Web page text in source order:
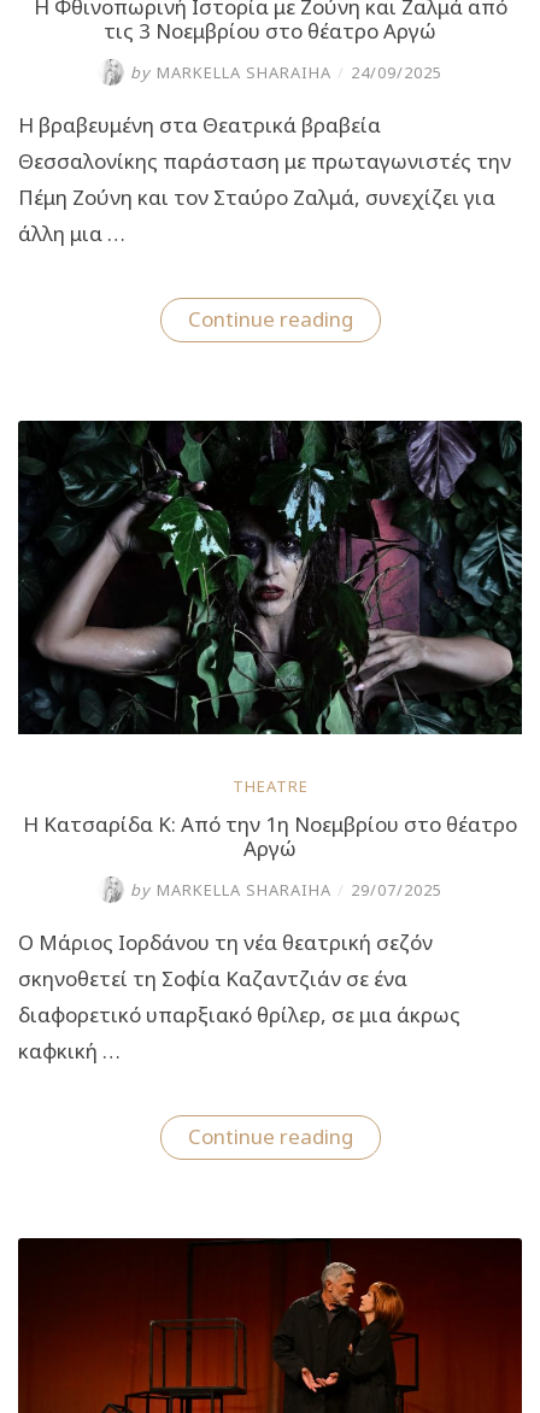
Η Φθινοπωρινή Ιστορία με Ζούνη και Ζαλμά από
τις 3 Νοεμβρίου στο θέατρο Αργώ
by MARKELLA SHARAIHA / 24/09/2025
Η βραβευμένη στα Θεατρικά βραβεία
Θεσσαλονίκης παράσταση με πρωταγωνιστές την
Πέμη Ζούνη και τον Σταύρο Ζαλμά, συνεχίζει για
άλλη μια …
Continue reading“Η
Φθινοπωρινή
και
Ζαλμά
από
τις
3
Νοεμβρίου
στο
θέατρο
Αργώ”
THEATRE
Η Κατσαρίδα Κ: Από την 1η Νοεμβρίου στο θέατρο
Αργώ
by MARKELLA SHARAIHA / 29/07/2025
Ο Μάριος Ιορδάνου τη νέα θεατρική σεζόν
σκηνοθετεί τη Σοφία Καζαντζιάν σε ένα
διαφορετικό υπαρξιακό θρίλερ, σε μια άκρως
καφκική …
Continue reading“Η
Κατσαρίδα
1η
στο
θέατρο
Αργώ”